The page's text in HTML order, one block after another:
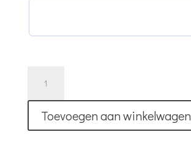
Luxe
Prematuur
Setje
Toevoegen aan winkelwagen